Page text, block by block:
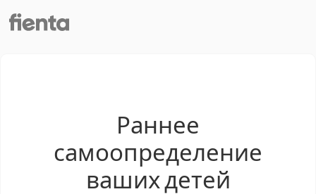
Раннее
самоопределение
ваших детей